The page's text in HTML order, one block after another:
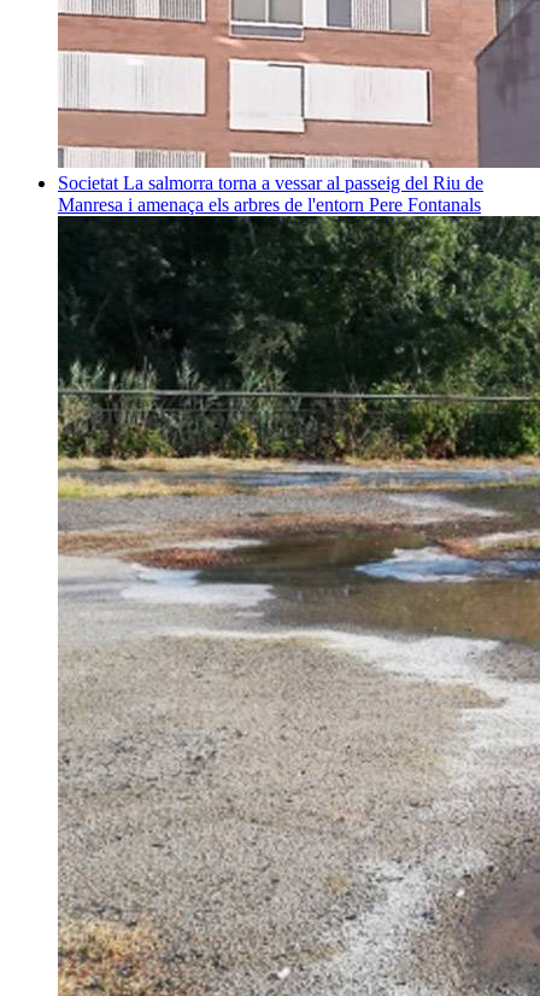
Societat La salmorra torna a vessar al passeig del Riu de
Manresa i amenaça els arbres de l'entorn Pere Fontanals